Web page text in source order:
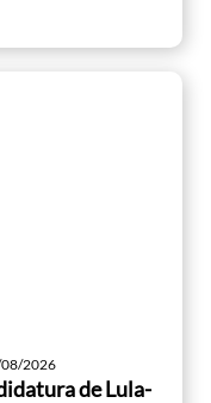
2026
de Lula-